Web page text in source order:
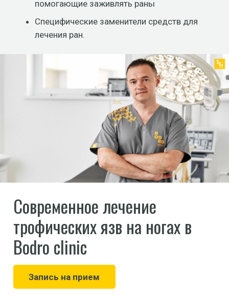
помогающие заживлять раны
Специфические заменители средств для
лечения ран.
Современное лечение
трофических язв на ногах в
Bodro clinic
Запись на прием